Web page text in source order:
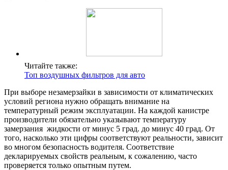
Читайте также:
Топ воздушных фильтров для авто
При выборе незамерзайки в зависимости от климатических
условий региона нужно обращать внимание на
температурный режим эксплуатации. На каждой канистре
производители обязательно указывают температуру
замерзания жидкости от минус 5 град. до минус 40 град. От
того, насколько эти цифры соответствуют реальности, зависит
во многом безопасность водителя. Соответствие
декларируемых свойств реальным, к сожалению, часто
проверяется только опытным путем.